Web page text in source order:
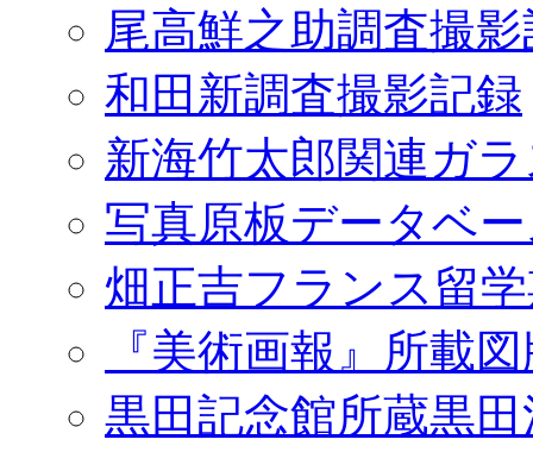
尾高鮮之助調査撮
和田新調査撮影記録
新海竹太郎関連ガ
写真原板データベ
畑正吉フランス留
『美術画報』所載
黒田記念館所蔵黒